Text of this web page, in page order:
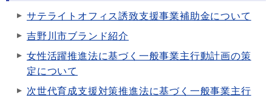
サテライトオフィス誘致支援事業補助金について
吉野川市ブランド紹介
女性活躍推進法に基づく一般事業主行動計画の策
定について
次世代育成支援対策推進法に基づく一般事業主行